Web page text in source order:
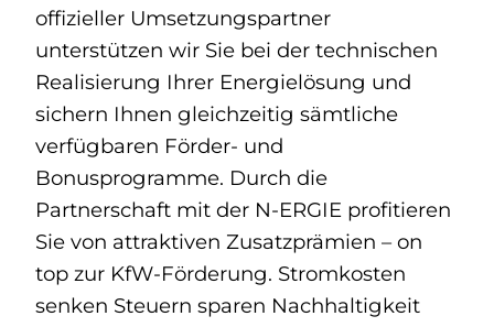
offizieller Umsetzungspartner
unterstützen wir Sie bei der technischen
Realisierung Ihrer Energielösung und
sichern Ihnen gleichzeitig sämtliche
verfügbaren Förder- und
Bonusprogramme. Durch die
Partnerschaft mit der N-ERGIE profitieren
Sie von attraktiven Zusatzprämien – on
top zur KfW-Förderung. Stromkosten
senken Steuern sparen Nachhaltigkeit